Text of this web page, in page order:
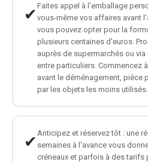
✔ Faites appel à l'emballage
vous-même vos affaires avant
vous pouvez opter pour la
plusieurs centaines d'euros.
auprès de supermarchés ou
entre particuliers. Commencez
avant le déménagement, pièce
par les objets les moins utilisés.
✔ Anticipez et réservez tôt : une
semaines à l'avance vous
créneaux et parfois à des tarifs